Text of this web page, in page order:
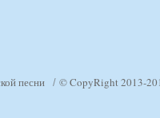
песни © CopyRight 2013-